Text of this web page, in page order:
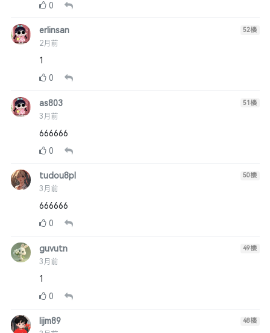
0
erlinsan
2月前
52楼
1
0
as803
3月前
51楼
666666
0
tudou8pl
3月前
50楼
666666
0
guvutn
3月前
49楼
1
0
lijm89 48楼